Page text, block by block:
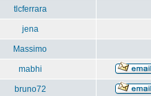
tlcferrara
jena
Massimo
mabhi
bruno72